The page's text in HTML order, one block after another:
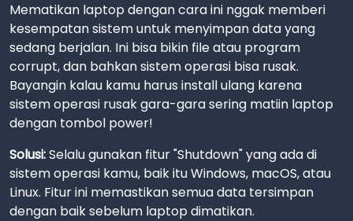
Mematikan laptop dengan cara ini nggak memberi
kesempatan sistem untuk menyimpan data yang
sedang berjalan. Ini bisa bikin file atau program
corrupt, dan bahkan sistem operasi bisa rusak.
Bayangin kalau kamu harus install ulang karena
sistem operasi rusak gara-gara sering matiin laptop
dengan tombol power!
Solusi:Selalu gunakan fitur "Shutdown" yang ada di
sistem operasi kamu, baik itu Windows, macOS, atau
Linux. Fitur ini memastikan semua data tersimpan
dengan baik sebelum laptop dimatikan.